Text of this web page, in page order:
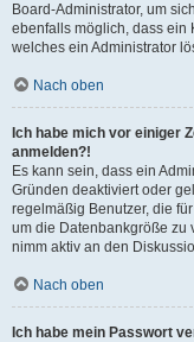
Board-Administrator, um
ebenfalls möglich, dass ein
welches ein Administrator
Nach oben
Ich habe mich vor einiger
anmelden?!
Es kann sein, dass ein
Gründen deaktiviert oder
regelmäßig Benutzer, die
um die Datenbankgröße zu
nimm aktiv an den
Nach oben
Ich habe mein Passwort